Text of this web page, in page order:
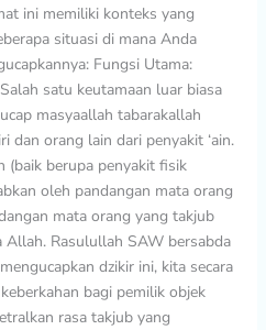
ini memiliki konteks yang
situasi di mana Anda
Fungsi Utama:
satu keutamaan luar biasa
masyaallah tabarakallah
dan orang lain dari penyakit ‘ain.
(baik berupa penyakit fisik
oleh pandangan mata orang
mata orang yang takjub
Rasulullah SAW bersabda
dzikir ini, kita secara
bagi pemilik objek
rasa takjub yang